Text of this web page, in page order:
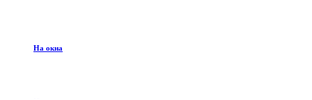
На окна